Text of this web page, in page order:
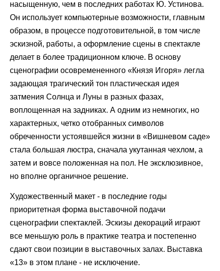
насыщенную, чем в последних работах Ю. Устинова.
Он использует компьютерные возможности, главным
образом, в процессе подготовительной, в том числе
эскизной, работы, а оформление сцены в спектакле
делает в более традиционном ключе. В основу
сценографии осовремененного «Князя Игоря» легла
задающая трагический тон пластическая идея
затмения Солнца и Луны в разных фазах,
воплощенная на задниках. А одним из немногих, но
характерных, четко отобранных символов
обреченности устоявшейся жизни в «Вишневом саде»
стала большая люстра, сначала укутанная чехлом, а
затем и вовсе положенная на пол. Не эксклюзивное,
но вполне органичное решение.
Художественный макет - в последние годы
приоритетная форма выставочной подачи
сценографии спектаклей. Эскизы декораций играют
все меньшую роль в практике театра и постепенно
сдают свои позиции в выставочных залах. Выставка
«13» в этом плане - не исключение.